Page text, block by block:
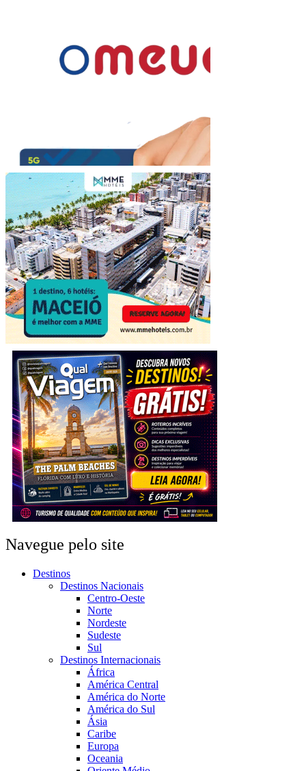
Navegue pelo site
Destinos
Destinos Nacionais
Centro-Oeste
Norte
Nordeste
Sudeste
Sul
Destinos Internacionais
África
América Central
América do Norte
América do Sul
Ásia
Caribe
Europa
Oceania